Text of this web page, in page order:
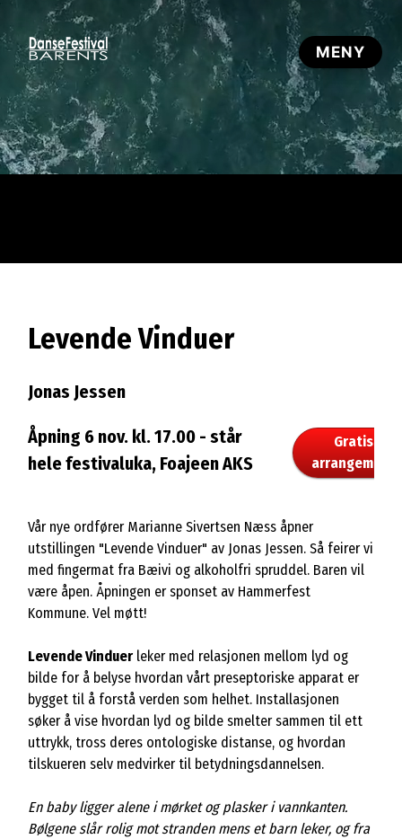
Levende Vinduer
Jonas Jessen
Åpning 6 nov. kl. 17.00 - står
hele festivaluka, Foajeen AKS
Gratis
arrangement
Vår nye ordfører Marianne Sivertsen Næss åpner
utstillingen "Levende Vinduer" av Jonas Jessen. Så feirer vi
med fingermat fra Bæivi og alkoholfri spruddel. Baren vil
være åpen. Åpningen er sponset av Hammerfest
Kommune. Vel møtt!
Levende Vinduer leker med relasjonen mellom lyd og
bilde for å belyse hvordan vårt preseptoriske apparat er
bygget til å forstå verden som helhet. Installasjonen
søker å vise hvordan lyd og bilde smelter sammen til ett
uttrykk, tross deres ontologiske distanse, og hvordan
tilskueren selv medvirker til betydningsdannelsen.
En baby ligger alene i mørket og plasker i vannkanten.
Bølgene slår rolig mot stranden mens et barn leker, og fra